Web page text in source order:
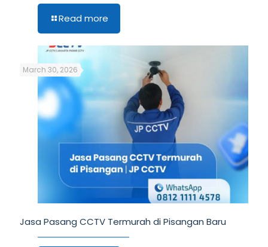
Read more
March 30, 2026
Jasa Pasang CCTV Termurah di Pisangan Baru